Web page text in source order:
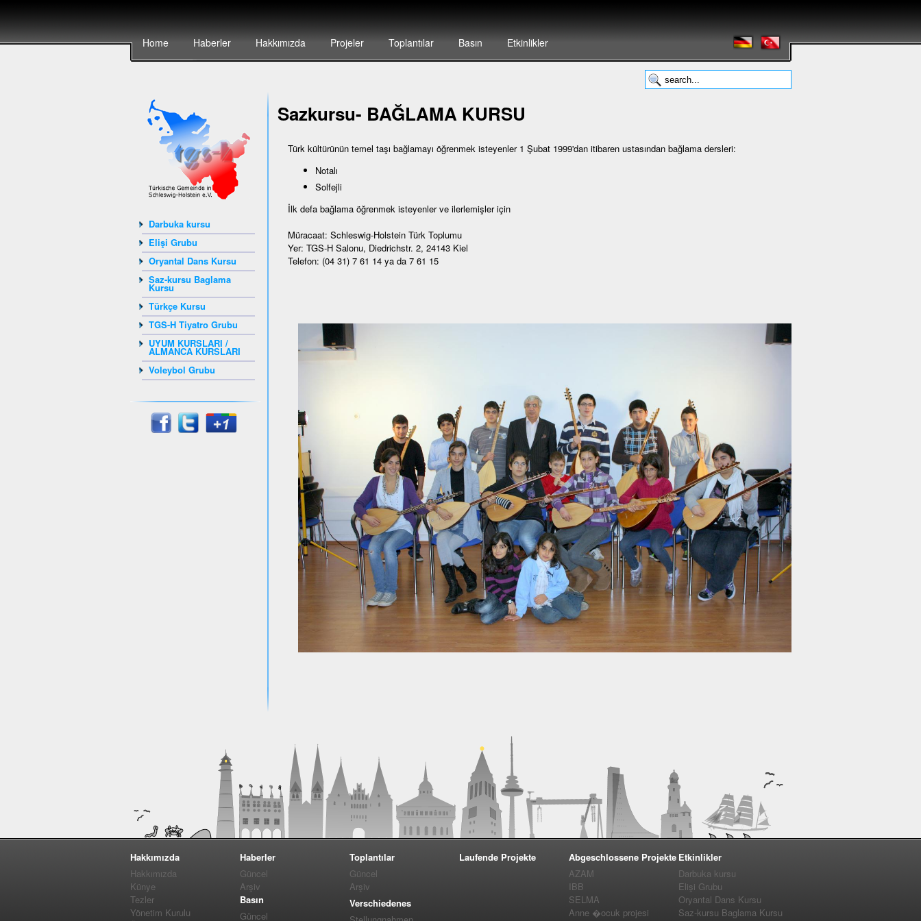
Home Haberler Hakkımızda Projeler Toplantılar Basın Etkinlikler
Darbuka kursu
Elişi Grubu
Oryantal Dans Kursu
Saz-kursu Baglama
Kursu
Türkçe Kursu
TGS-H Tiyatro Grubu
UYUM KURSLARI /
ALMANCA KURSLARI
Voleybol Grubu
Sazkursu- BAĞLAMA KURSU
Türk kültürünün temel taşı bağlamayı öğrenmek isteyenler 1 Şubat 1999'dan itibaren ustasından bağlama dersleri:
Notalı
Solfejli
İlk defa bağlama öğrenmek isteyenler ve ilerlemişler için
Müracaat: Schleswig-Holstein Türk Toplumu
Yer: TGS-H Salonu, Diedrichstr. 2, 24143 Kiel
Telefon: (04 31) 7 61 14 ya da 7 61 15
Hakkımızda
Hakkımızda
Künye
Tezler
Yönetim Kurulu
Haberler
Güncel
Arşiv
Basın
Güncel
Toplantılar
Güncel
Arşiv
Verschiedenes
Laufende Projekte
Abgeschlossene Projekte
AZAM
IBB
SELMA
Anne �ocuk projesi
Etkinlikler
Darbuka kursu
Elişi Grubu
Oryantal Dans Kursu
Saz-kursu Baglama Kursu